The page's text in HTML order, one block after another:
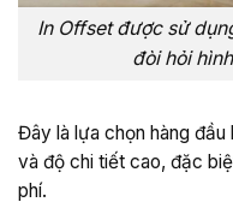
In Offset được sử
đòi hỏi
Đây là lựa chọn hàng đầu
và độ chi tiết cao, đặc
phí.